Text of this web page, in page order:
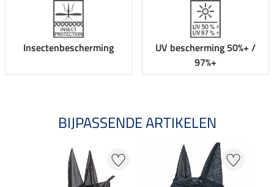
Insectenbescherming
UV bescherming 50%+ /
97%+
BIJPASSENDE ARTIKELEN